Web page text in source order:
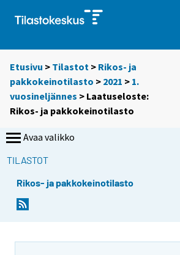
Etusivu > Tilastot > Rikos- ja
pakkokeinotilasto > 2021 > 1.
vuosineljännes > Laatuseloste:
Rikos- ja pakkokeinotilasto
Avaa valikko
TILASTOT
Rikos- ja pakkokeinotilasto